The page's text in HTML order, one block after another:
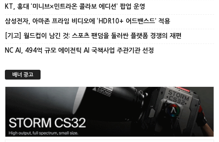
KT, 홍대 ‘미니브×민트라온 콜라보 에디션’ 팝업 운영
삼성전자, 아마존 프라임 비디오에 ‘HDR10+ 어드밴스드’ 적용
[기고] 월드컵이 남긴 것: 스포츠 팬덤을 둘러싼 플랫폼 경쟁의 재편
NC AI, 494억 규모 에이전틱 AI 국책사업 주관기관 선정
배너 광고